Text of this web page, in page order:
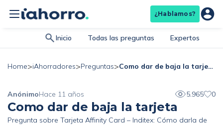
¿Hablamos?
Inicio Todas las preguntas Expertos
Home>iAhorradores>Preguntas> Como dar de baja la tarjeta
AnónimoHace 11 años 5.965 0
Como dar de baja la tarjeta
Pregunta sobre Tarjeta Affinity Card – Inditex: Cómo darla de